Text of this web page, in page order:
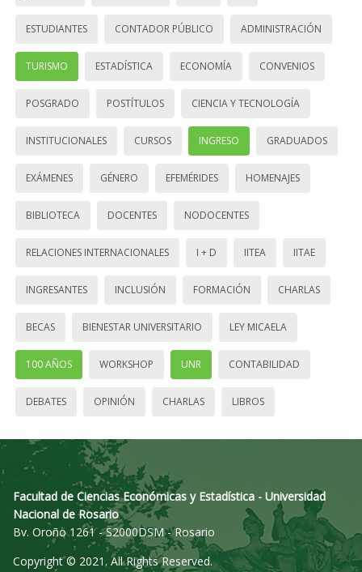
ESTUDIANTES CONTADOR PÚBLICO ADMINISTRACIÓN
TURISMO ESTADÍSTICA ECONOMÍA CONVENIOS
POSGRADO POSTÍTULOS CIENCIA Y TECNOLOGÍA
INSTITUCIONALES CURSOS INGRESO GRADUADOS
EXÁMENES GÉNERO EFEMÉRIDES HOMENAJES
BIBLIOTECA DOCENTES NODOCENTES
RELACIONES INTERNACIONALES I + D IITEA IITAE
INGRESANTES INCLUSIÓN FORMACIÓN CHARLAS
BECAS BIENESTAR UNIVERSITARIO LEY MICAELA
100 AÑOS WORKSHOP UNR CONTABILIDAD
DEBATES OPINIÓN CHARLAS LIBROS
Facultad de Ciencias Económicas y Estadística - Universidad
Nacional de Rosario
Bv. Oroño 1261 - S2000DSM - Rosario
Copyright © 2021. All Rights Reserved.